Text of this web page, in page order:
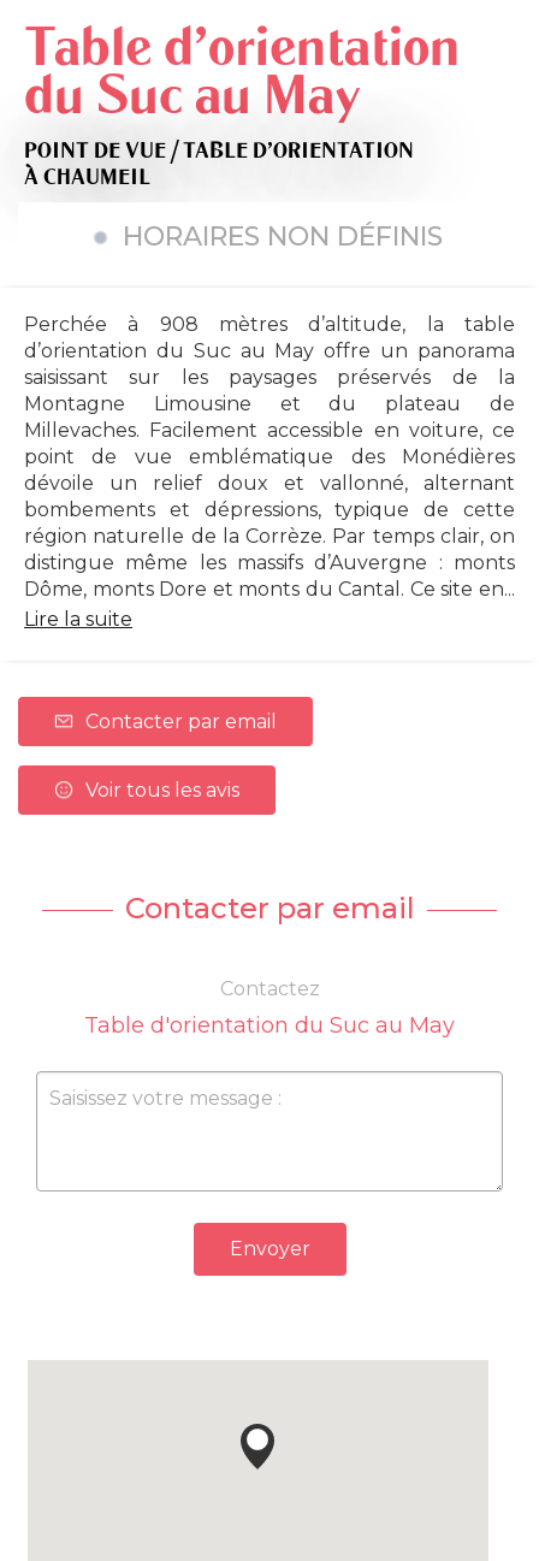
Table d'orientation
du Suc au May
POINT DE VUE / TABLE D'ORIENTATION
À CHAUMEIL
HORAIRES NON DÉFINIS
Perchée à 908 mètres d’altitude, la table
d’orientation du Suc au May offre un panorama
saisissant sur les paysages préservés de la
Montagne Limousine et du plateau de
Millevaches. Facilement accessible en voiture, ce
point de vue emblématique des Monédières
dévoile un relief doux et vallonné, alternant
bombements et dépressions, typique de cette
région naturelle de la Corrèze. Par temps clair, on
distingue même les massifs d’Auvergne : monts
Dôme, monts Dore et monts du Cantal. Ce site en...
Lire la suite
Contacter par email
Voir tous les avis
Contacter par email
Contactez
Table d'orientation du Suc au May
Envoyer